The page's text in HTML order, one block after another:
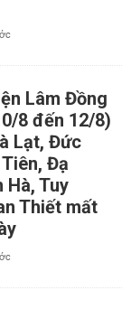
Lâm Đồng
8 đến 12/8)
Lạt, Đức
Đạ
Hà, Tuy
Thiết mất